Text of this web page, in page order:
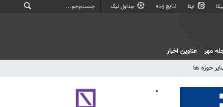
ایتا نتایج زنده جداول لیگ
حوزه ها
مهر عناوین اخبار